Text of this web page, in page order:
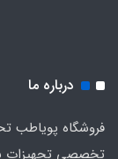
درباره ما
فروشگاه پویاطب